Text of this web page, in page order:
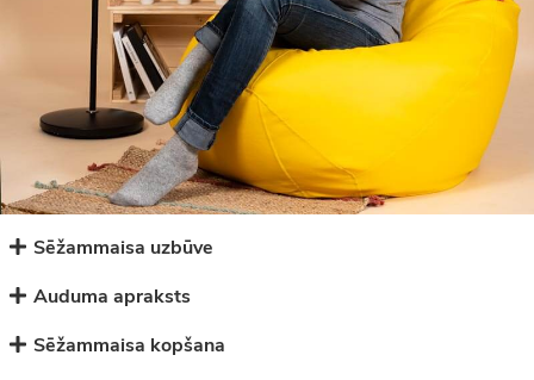
Sēžammaisa uzbūve
Auduma apraksts
Sēžammaisa kopšana